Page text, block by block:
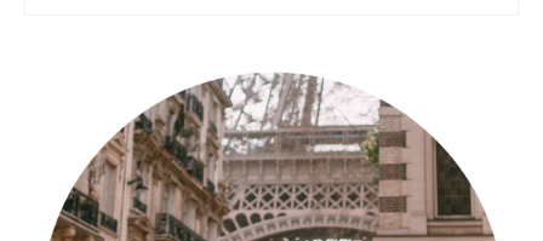
North Amercia
USA
Die Bahamas
South America